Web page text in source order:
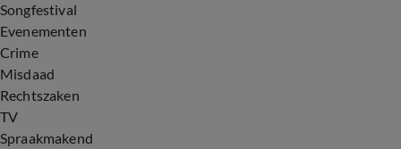
Songfestival
Evenementen
Crime
Misdaad
Rechtszaken
TV
Spraakmakend